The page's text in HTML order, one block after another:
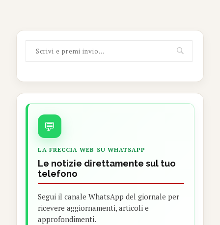
💬
LA FRECCIA WEB SU WHATSAPP
Le notizie direttamente sul tuo
telefono
Segui il canale WhatsApp del giornale per
ricevere aggiornamenti, articoli e
approfondimenti.